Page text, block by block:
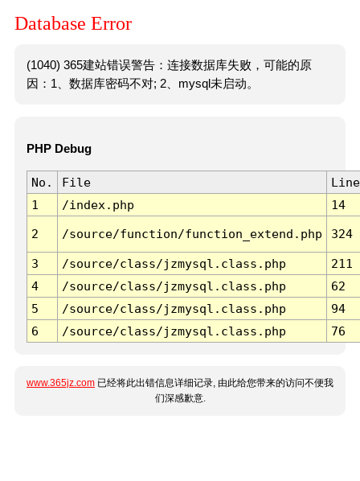
Database Error
(1040) 365建站错误警告：连接数据库失败，可能的原
因：1、数据库密码不对; 2、mysql未启动。
PHP Debug
No. File
Line
1
/index.php 14
2 /source/function/function_extend.php 324
3 /source/class/jzmysql.class.php
211
4
/source/class/jzmysql.class.php
62
5
/source/class/jzmysql.class.php
94
6
/source/class/jzmysql.class.php 76
www.365jz.com 已经将此出错信息详细记录, 由此给您带来的访问不便我
们深感歉意.